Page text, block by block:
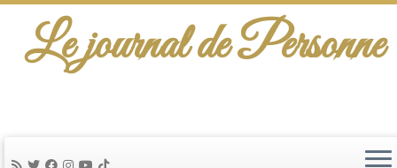
Le journal de Personne